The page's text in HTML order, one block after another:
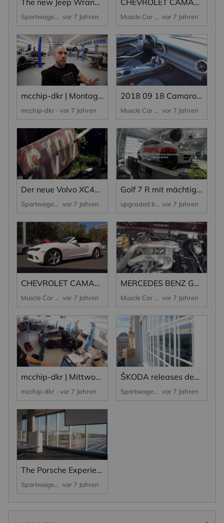
The new Jeep Wrangler – Interview: Todd Beddick (Head of Accessories & Performance Prrts, MOPAR)
Sportwagen vor 7 Jahren
CHEVROLET CAMARO HYPERBLUE SS | FOR SALE
Muscle Car Wendling vor 7 Jahren
mcchip-dkr | Montags-Erklärbär | Wer? Wie? Was?
mcchip-dkr vor 7 Jahren
2018 09 18 Camaro Cabrio rot SS
Muscle Car Wendling vor 7 Jahren
Der neue Volvo XC40 by René Turrek
Sportwagen vor 7 Jahren
Golf 7 R mit mächtig Dampf
upgraded by Wetterauer vor 7 Jahren
CHEVROLET CAMARO 6.2 V8 EU | FOR SALE
Muscle Car Wendling vor 7 Jahren
MERCEDES BENZ G350 D | FOR SALE
Muscle Car Wendling vor 7 Jahren
mcchip-dkr | Mittwochs-Quickie
mcchip-dkr vor 7 Jahren
ŠKODA releases design video and interior sketches of VISION RS
Sportwagen vor 7 Jahren
The Porsche Experience Center Atlanta...
Sportwagen vor 7 Jahren